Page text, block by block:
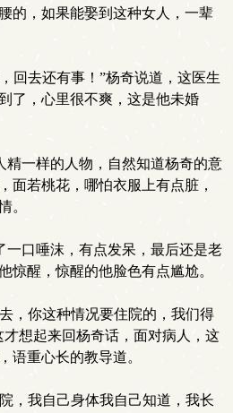
的，如果能娶到这种女人，一辈
回去还有事！”杨奇说道，这医生
了，心里很不爽，这是他未婚
精一样的人物，自然知道杨奇的意
面若桃花，哪怕衣服上有点脏，
。
一口唾沫，有点发呆，最后还是老
惊醒，惊醒的他脸色有点尴尬。
，你这种情况要住院的，我们得
想起来回杨奇话，面对病人，这
语重心长的教导道。
，我自己身体我自己知道，我长